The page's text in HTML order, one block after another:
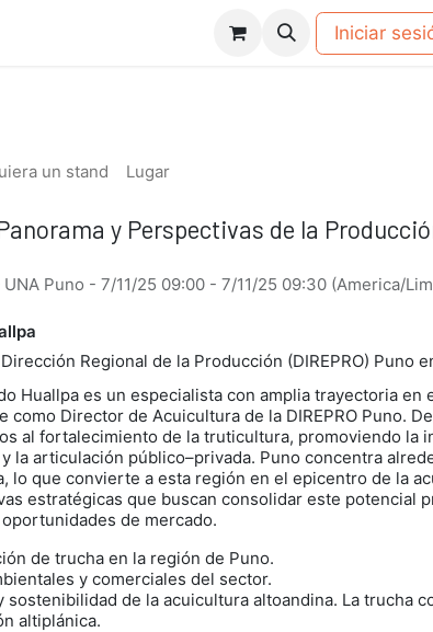
Cursos Eventos Blog
Iniciar
un stand Lugar
y Perspectivas de la
Puno - 7/11/25 09:00- 7/11/25 09:30(America/
Regional de la Producción (DIREPRO) Puno
Huallpa es un especialista con amplia trayectoria en
como Director de Acuicultura de la DIREPRO Puno.
al fortalecimiento de la truticultura, promoviendo la
la articulación público–privada. Puno concentra
lo que convierte a esta región en el epicentro de la
estratégicas que buscan consolidar este potencial
de mercado.
de trucha en la región de Puno.
y comerciales del sector.
de la acuicultura altoandina. La trucha
altiplánica.